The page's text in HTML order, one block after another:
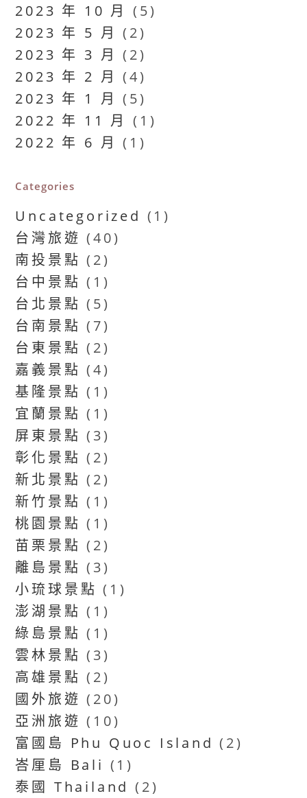
2023 年 10 月 (5)
2023 年 5 月 (2)
2023 年 3 月 (2)
2023 年 2 月 (4)
2023 年 1 月 (5)
2022 年 11 月 (1)
2022 年 6 月 (1)
Categories
Uncategorized (1)
台灣旅遊 (40)
南投景點 (2)
台中景點 (1)
台北景點 (5)
台南景點 (7)
台東景點 (2)
嘉義景點 (4)
基隆景點 (1)
宜蘭景點 (1)
屏東景點 (3)
彰化景點 (2)
新北景點 (2)
新竹景點 (1)
桃園景點 (1)
苗栗景點 (2)
離島景點 (3)
小琉球景點 (1)
澎湖景點 (1)
綠島景點 (1)
雲林景點 (3)
高雄景點 (2)
國外旅遊 (20)
亞洲旅遊 (10)
富國島 Phu Quoc Island (2)
峇厘島 Bali (1)
泰國 Thailand (2)